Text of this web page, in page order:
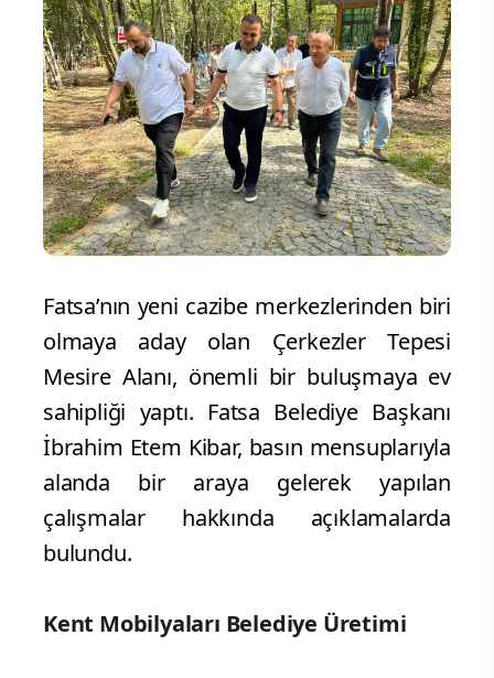
Fatsa’nın yeni cazibe merkezlerinden biri
olmaya aday olan Çerkezler Tepesi
Mesire Alanı, önemli bir buluşmaya ev
sahipliği yaptı. Fatsa Belediye Başkanı
İbrahim Etem Kibar, basın mensuplarıyla
alanda bir araya gelerek yapılan
çalışmalar hakkında açıklamalarda
bulundu.
Kent Mobilyaları Belediye Üretimi